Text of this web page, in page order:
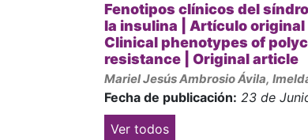
Fenotipos clínicos del
la insulina | Artículo original
Clinical phenotypes of
resistance | Original article
Mariel Jesús Ambrosio Ávila,
Fecha de publicación: 23 de
Ver todos